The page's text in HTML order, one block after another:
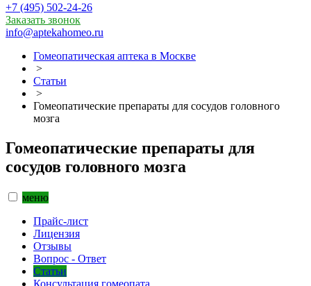
+7 (495) 502-24-26
Заказать звонок
info@aptekahomeo.ru
Гомеопатическая аптека в Москве
>
Статьи
>
Гомеопатические препараты для сосудов головного
мозга
Гомеопатические препараты для
сосудов головного мозга
меню
Прайс-лист
Лицензия
Отзывы
Вопрос - Ответ
Статьи
Консультация гомеопата